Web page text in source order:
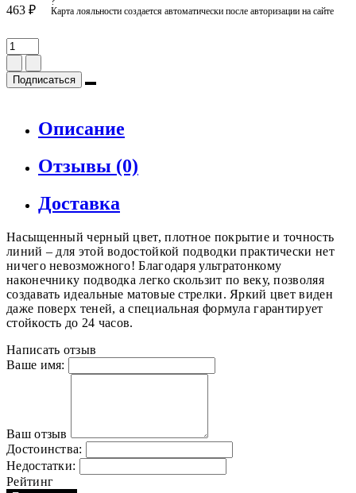
463 ₽
Карта лояльности создается автоматически после авторизации на сайте
Подписаться
Описание
Отзывы (0)
Доставка
Насыщенный черный цвет, плотное покрытие и точность
линий – для этой водостойкой подводки практически нет
ничего невозможного! Благодаря ультратонкому
наконечнику подводка легко скользит по веку, позволяя
создавать идеальные матовые стрелки. Яркий цвет виден
даже поверх теней, а специальная формула гарантирует
стойкость до 24 часов.
Написать отзыв
Ваше имя:
Ваш отзыв
Достоинства:
Недостатки:
Рейтинг